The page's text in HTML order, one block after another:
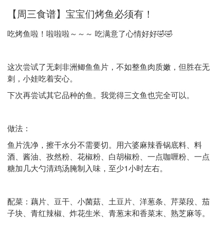
【周三食谱】宝宝们烤鱼必须有！
吃烤鱼啦！啦啦啦～～～ 吃满意了心情好好🤣🤣
这次尝试了无刺非洲鲫鱼鱼片，不如整鱼肉质嫩，但胜在无
刺，小娃吃着安心。
下次再尝试其它品种的鱼。我觉得三文鱼也完全可以。
做法：
鱼片洗净，擦干水分不需要切。用六婆麻辣香锅底料、料
酒、酱油、孜然粉、花椒粉、白胡椒粉、一点咖喱粉、一点
糖加几大勺清鸡汤腌制入味，至少1小时左右。
配菜：藕片、豆干、小菌菇、土豆片、洋葱条、芹菜段、茄
子块、青红辣椒、炸花生米、青葱末和香菜末、熟芝麻等。